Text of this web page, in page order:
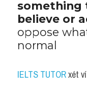
Speaking
Writing
something
believe or
oppose
normal
IELTS TUTOR xét